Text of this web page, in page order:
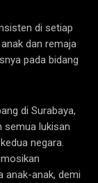
di setiap
dan remaja
pada bidang
di Surabaya,
semua lukisan
negara.
anak-anak, demi